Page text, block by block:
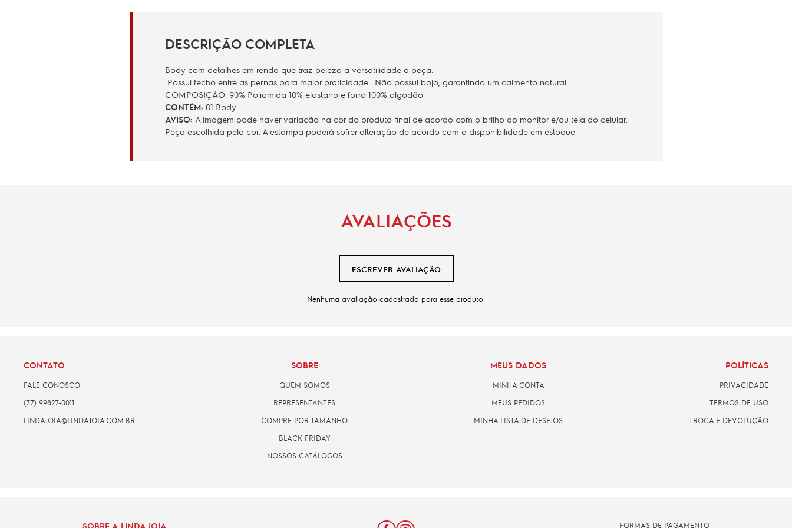
DESCRIÇÃO COMPLETA
Body com detalhes em renda que traz beleza a versatilidade a peça.
Possui fecho entre as pernas para maior praticidade. Não possui bojo, garantindo um caimento natural.
COMPOSIÇÃO: 90% Poliamida 10% elastano e forro 100% algodão
CONTÉM: 01 Body.
AVISO: A imagem pode haver variação na cor do produto final de acordo com o brilho do monitor e/ou tela do celular.
Peça escolhida pela cor. A estampa poderá sofrer alteração de acordo com a disponibilidade em estoque.
AVALIAÇÕES
ESCREVER AVALIAÇÃO
Nenhuma avaliação cadastrada para esse produto.
CONTATO
FALE CONOSCO
(77) 99827-0011
LINDAJOIA@LINDAJOIA.COM.BR
SOBRE
QUEM SOMOS
REPRESENTANTES
COMPRE POR TAMANHO
BLACK FRIDAY
NOSSOS CATÁLOGOS
MEUS DADOS
MINHA CONTA
MEUS PEDIDOS
MINHA LISTA DE DESEJOS
POLÍTICAS
PRIVACIDADE
TERMOS DE USO
TROCA E DEVOLUÇÃO
SOBRE A LINDA JOIA FORMAS DE PAGAMENTO